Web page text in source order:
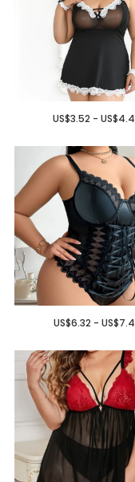
US$3.52 - US$4.4
US$6.32 - US$7.4